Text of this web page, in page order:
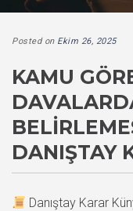
Posted on Ekim 26, 2025
KAMU
DANIŞTAY
Danıştay Karar